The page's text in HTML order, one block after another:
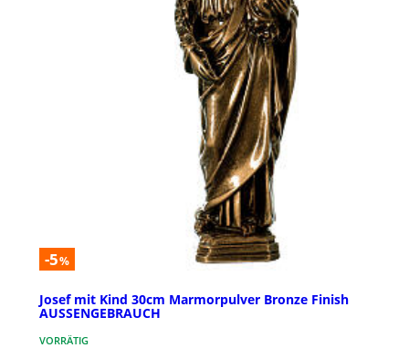
-5%
Josef mit Kind 30cm Marmorpulver Bronze Finish
AUSSENGEBRAUCH
VORRÄTIG